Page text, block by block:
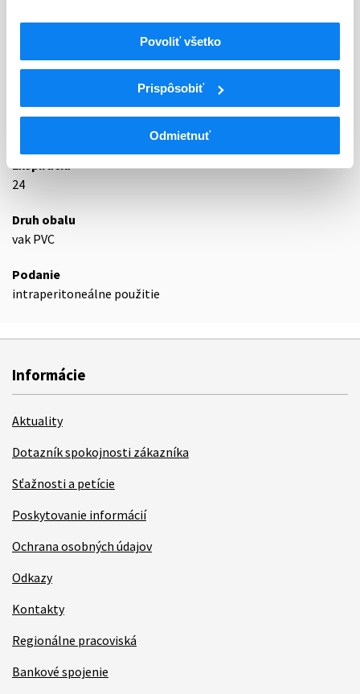
Povoliť všetko
Prispôsobiť
Odmietnuť
KRV A KRVOTVORNÉ ORGÁNY
B05D
LIEKY NA PERITONEÁLNU DIALÝZU
Hypertonické roztoky
Exspirácia
24
Druh obalu
vak PVC
Podanie
intraperitoneálne použitie
Informácie
Aktuality
Dotazník spokojnosti zákazníka
Sťažnosti a petície
Poskytovanie informácií
Ochrana osobných údajov
Odkazy
Kontakty
Regionálne pracoviská
Bankové spojenie